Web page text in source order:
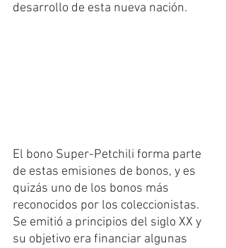
desarrollo de esta nueva nación.
El bono Super-Petchili forma parte
de estas emisiones de bonos, y es
quizás uno de los bonos más
reconocidos por los coleccionistas.
Se emitió a principios del siglo XX y
su objetivo era financiar algunas